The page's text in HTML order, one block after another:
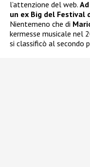
l’attenzione del web.
un ex Big del Festival
Nientemeno che di
kermesse musicale nel
si classificò al secondo